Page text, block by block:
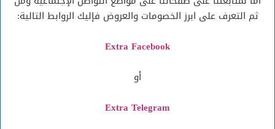
ثم التعرف على ابرز الخصومات والعروض فإليك الروابط التالية:
Extra Facebook
أو
Extra Telegram